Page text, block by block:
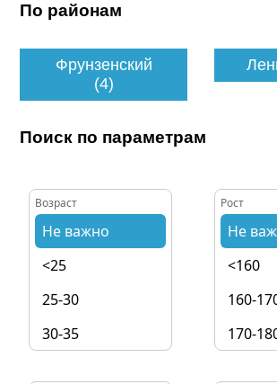
По районам
Фрунзенский
(4)
Поиск по параметрам
Возраст
Не важно
<25
25-30
30-35
Рост
Не
<160
160-
170-